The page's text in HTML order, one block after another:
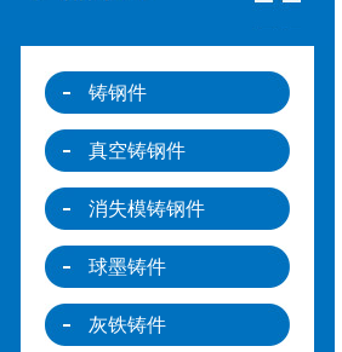
铸钢件
真空铸钢件
消失模铸钢件
球墨铸件
灰铁铸件